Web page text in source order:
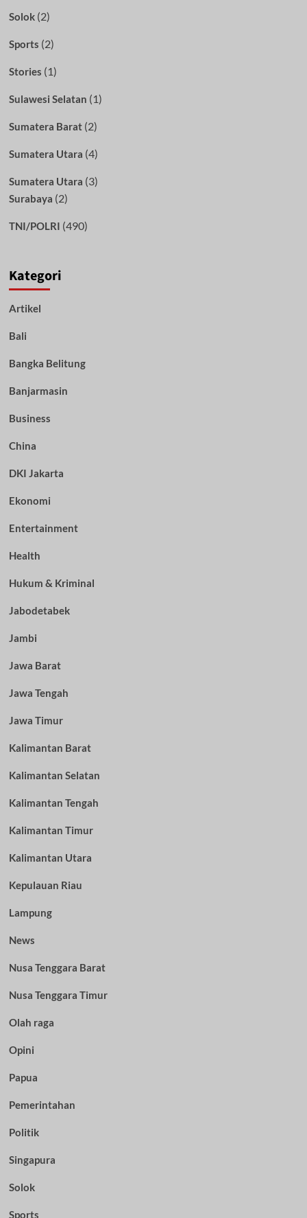
Solok(2)
Sports (2)
Stories (1)
Sulawesi Selatan (1)
Sumatera Barat(2)
Sumatera Utara (4)
Sumatera Utara (3)
Surabaya (2)
TNI/POLRI (490)
Kategori
Artikel
Bali
Bangka Belitung
Banjarmasin
Business
China
DKI Jakarta
Ekonomi
Entertainment
Health
Hukum & Kriminal
Jabodetabek
Jambi
Jawa Barat
Jawa Tengah
Jawa Timur
Kalimantan Barat
Kalimantan Selatan
Kalimantan Tengah
Kalimantan Timur
Kalimantan Utara
Kepulauan Riau
Lampung
News
Nusa Tenggara Barat
Nusa Tenggara Timur
Olah raga
Opini
Papua
Pemerintahan
Politik
Singapura
Solok
Sports